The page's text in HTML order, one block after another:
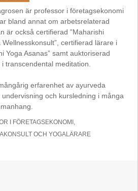
är professor i företagsekonomi
bland annat om arbetsrelaterad
är också certifierad ”Maharishi
Wellnesskonsult”, certifierad lärare i
Yoga Asanas” samt auktoriserad
transcendental meditation.
erfarenhet av ayurveda
undervisning och kursledning i många
I FÖRETAGSEKONOMI,
OCH YOGALÄRARE